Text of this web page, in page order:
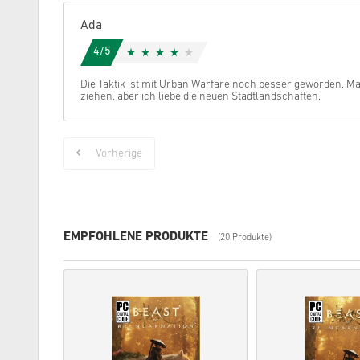
Ada
4/5
Die Taktik ist mit Urban Warfare noch besser geworden.
ziehen, aber ich liebe die neuen Stadtlandschaften.
Vorherige
EMPFOHLENE PRODUKTE (20 Produkte)